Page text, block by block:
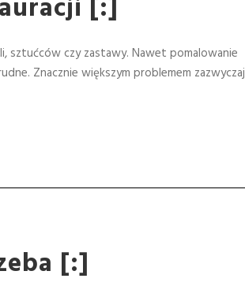
[:]
sztućców czy zastawy. Nawet pomalowanie
Znacznie większym problemem zazwyczaj
[:]